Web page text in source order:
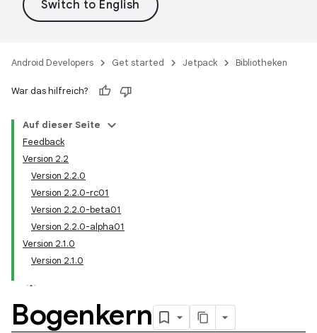
Android Developers Get started Jetpack Bibliotheken
War das hilfreich?
Auf dieser Seite
Feedback
Version 2.2
Version 2.2.0
Version 2.2.0-rc01
Version 2.2.0-beta01
Version 2.2.0-alpha01
Version 2.1.0
Version 2.1.0
Bogenkern